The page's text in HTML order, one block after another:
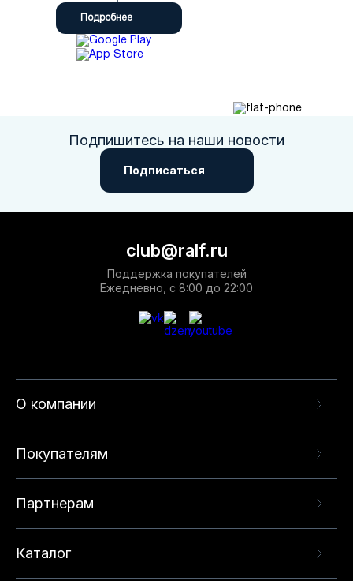
Подробнее
Подпишитесь на наши новости
Подписаться
О компании
Покупателям
Партнерам
Каталог
club@ralf.ru
Поддержка покупателей
Ежедневно, с 8:00 до 22:00